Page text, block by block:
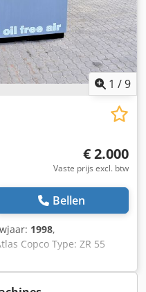
Schroefcompressor
GA18VSD 18,5kW
He An Hjrf Technisch in
1 /9
€ 2.000
Vaste prijs excl. btw
Bellen
1998,
Copco Type: ZR 55
Hjrf Vermogen: 53 kW